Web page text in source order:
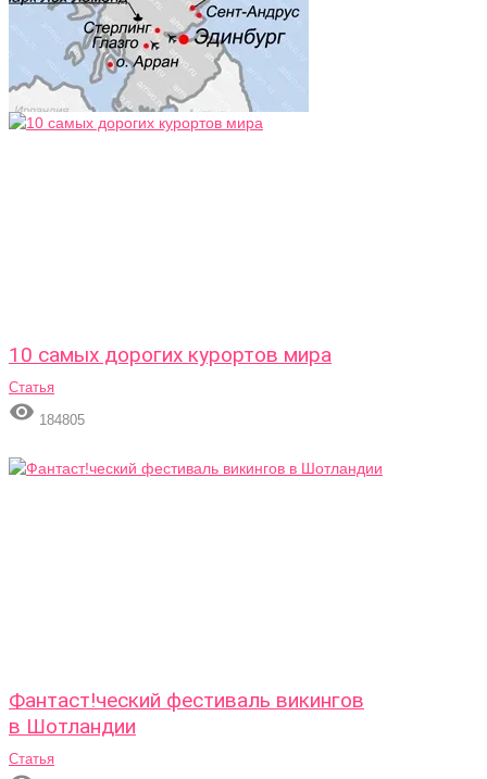
10 самых дорогих курортов мира
Статья
 184805
Фантаст!ческий фестиваль викингов
в Шотландии
Статья